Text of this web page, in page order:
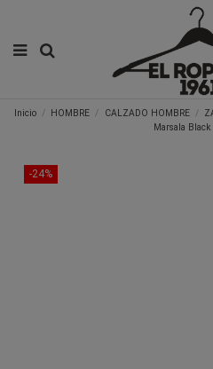
Inicio HOMBRE CALZADO HOMBRE
Marsala Black
-24%